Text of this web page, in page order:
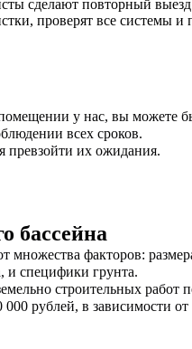
сделают повторный
проверят все системы и
у нас, вы можете
всех сроков.
превзойти их ожидания.
бассейна
множества факторов:
и специфики грунта.
строительных работ
рублей, в зависимости